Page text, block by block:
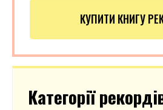
КУПИТИ КНИГУ
Категорії